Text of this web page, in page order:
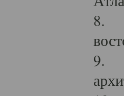
8.
9.